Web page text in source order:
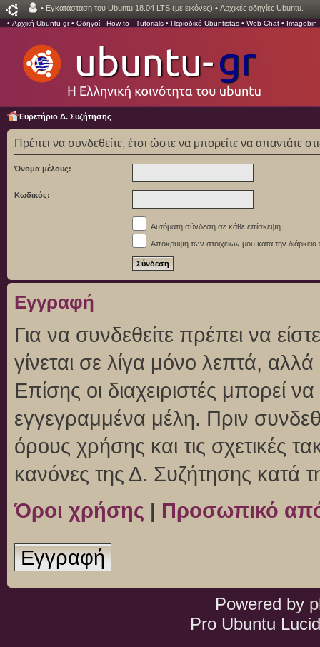
• Εγκατάσταση του Ubuntu 18.04 LTS (με εικόνες) • Αρχικές οδηγίες Ubuntu.
• Αρχική Ubuntu-gr• Οδηγοί - How to - Tutorials • Περιοδικό Ubuntistas • Web Chat • Imagebin
Ευρετήριο Δ. Συζήτησης
Πρέπει να συνδεθείτε, έτσι ώστε να μπορείτε να απαντάτε
Όνομα μέλους:
Κωδικός:
Αυτόματη σύνδεση σε κάθε επίσκεψη
Απόκρυψη των στοιχείων μου κατά την διάρκεια
Εγγραφή
Για να συνδεθείτε πρέπει να
γίνεται σε λίγα μόνο λεπτά,
Επίσης οι διαχειριστές μπορεί
εγγεγραμμένα μέλη. Πριν
όρους χρήσης και τις σχετικές
κανόνες της Δ. Συζήτησης κατά
Όροι χρήσης | Προσωπικό
Εγγραφή
Powered by
Pro Ubuntu